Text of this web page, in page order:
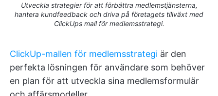
Utveckla strategier för att förbättra medlemstjänsterna,
hantera kundfeedback och driva på företagets tillväxt med
ClickUps mall för medlemsstrategi.
ClickUp-mallen för medlemsstrategi är den
perfekta lösningen för användare som behöver
en plan för att utveckla sina medlemsformulär